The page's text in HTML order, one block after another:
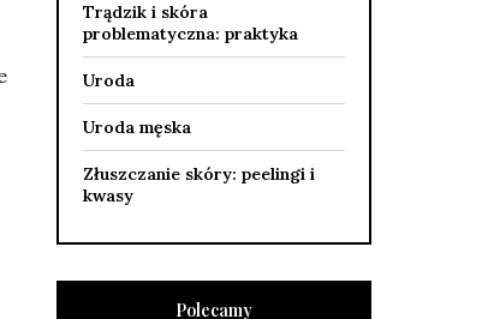
Trądzik i skóra
problematyczna: praktyka
Uroda
Uroda męska
Złuszczanie skóry: peelingi i
kwasy
Polecamy